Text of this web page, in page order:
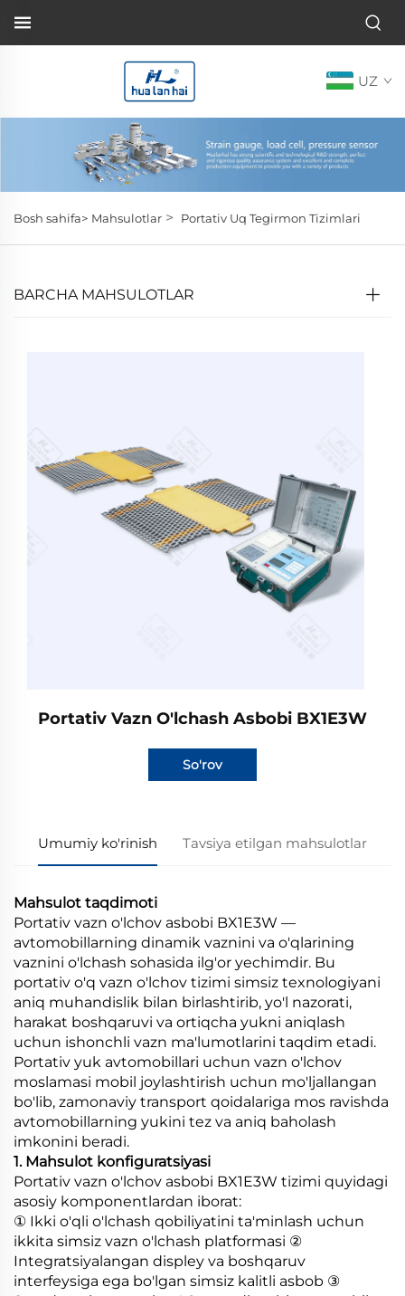
UZ
Bosh sahifa> Mahsulotlar > Portativ Uq Tegirmon Tizimlari
BARCHA MAHSULOTLAR
Portativ Vazn O'lchash Asbobi BX1E3W
So'rov
Umumiy ko'rinish Tavsiya etilgan mahsulotlar
Mahsulot taqdimoti
Portativ vazn o'lchov asbobi BX1E3W —
avtomobillarning dinamik vaznini va o'qlarining
vaznini o'lchash sohasida ilg'or yechimdir. Bu
portativ o'q vazn o'lchov tizimi simsiz texnologiyani
aniq muhandislik bilan birlashtirib, yo'l nazorati,
harakat boshqaruvi va ortiqcha yukni aniqlash
uchun ishonchli vazn ma'lumotlarini taqdim etadi.
Portativ yuk avtomobillari uchun vazn o'lchov
moslamasi mobil joylashtirish uchun mo'ljallangan
bo'lib, zamonaviy transport qoidalariga mos ravishda
avtomobillarning yukini tez va aniq baholash
imkonini beradi.
1. Mahsulot konfiguratsiyasi
Portativ vazn o'lchov asbobi BX1E3W tizimi quyidagi
asosiy komponentlardan iborat:
① Ikki o'qli o'lchash qobiliyatini ta'minlash uchun
ikkita simsiz vazn o'lchash platformasi ②
Integratsiyalangan displey va boshqaruv
interfeysiga ega bo'lgan simsiz kalitli asbob ③